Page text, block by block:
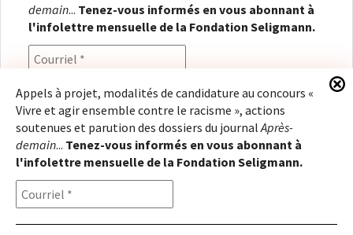
demain... Tenez-vous informés en vous abonnant à
l'infolettre mensuelle de la Fondation Seligmann.
En renseignant votre adresse électronique, vous
consentez à recevoir l'infolettre de la Fondation
Seligmann, conformément à notrepolitique de
confidentialité. Il vous sera possible de vous
désabonner à tout moment.
Appels à projet, modalités de candidature au concours «
Vivre et agir ensemble contre le racisme », actions
soutenues et parution des dossiers du journalAprès-
demain... Tenez-vous informés en vous abonnant à
l'infolettre mensuelle de la Fondation Seligmann.